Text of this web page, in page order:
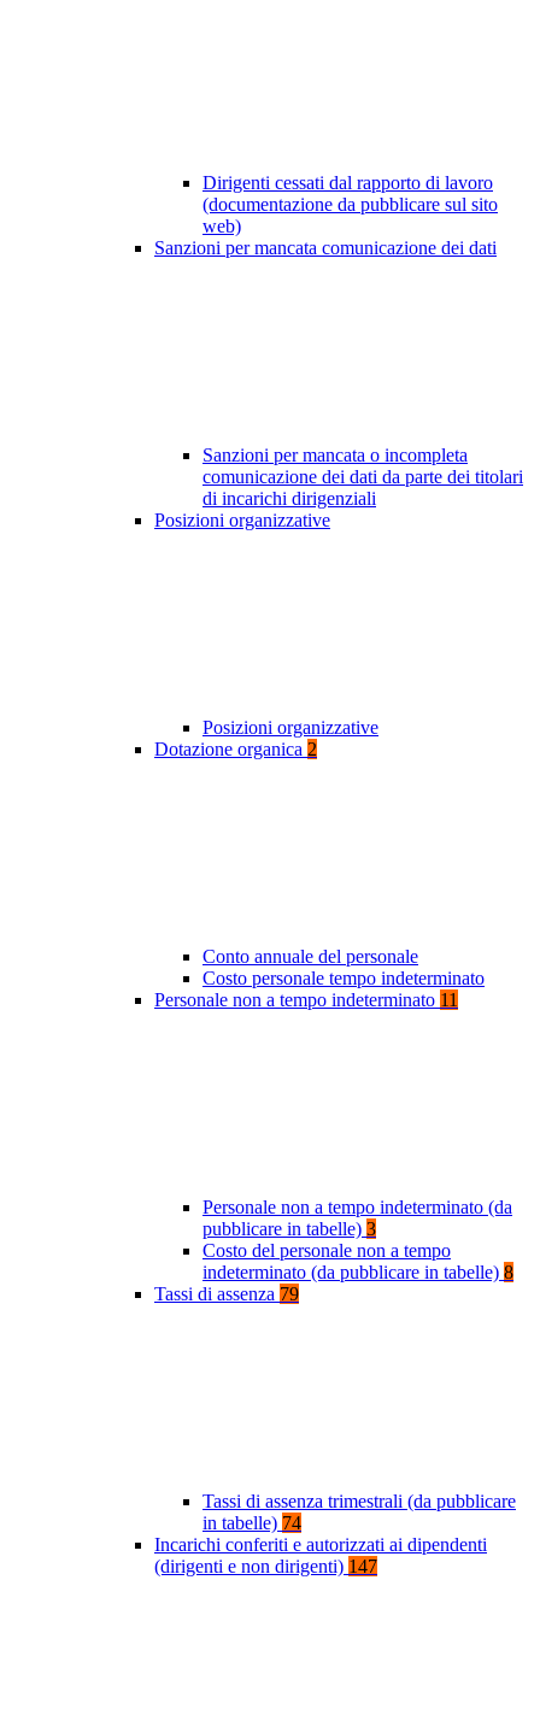
Dirigenti cessati dal rapporto di lavoro
(documentazione da pubblicare sul sito
web)
Sanzioni per mancata comunicazione dei dati
Sanzioni per mancata o incompleta
comunicazione dei dati da parte dei titolari
di incarichi dirigenziali
Posizioni organizzative
Posizioni organizzative
Dotazione organica 2
Conto annuale del personale
Costo personale tempo indeterminato
Personale non a tempo indeterminato 11
Personale non a tempo indeterminato (da
pubblicare in tabelle) 3
Costo del personale non a tempo
indeterminato (da pubblicare in tabelle) 8
Tassi di assenza 79
Tassi di assenza trimestrali (da pubblicare
in tabelle) 74
Incarichi conferiti e autorizzati ai dipendenti
(dirigenti e non dirigenti) 147